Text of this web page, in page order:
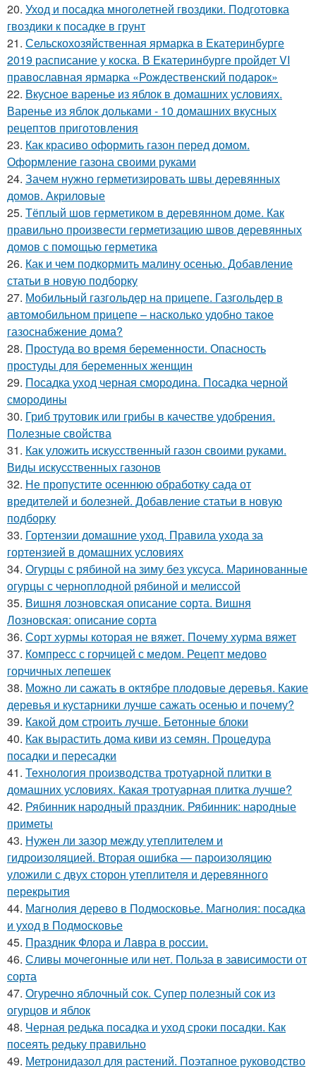
20. Уход и посадка многолетней гвоздики. Подготовка
гвоздики к посадке в грунт
21. Сельскохозяйственная ярмарка в Екатеринбурге
2019 расписание у коска. В Екатеринбурге пройдет VI
православная ярмарка «Рождественский подарок»
22. Вкусное варенье из яблок в домашних условиях.
Варенье из яблок дольками - 10 домашних вкусных
рецептов приготовления
23. Как красиво оформить газон перед домом.
Оформление газона своими руками
24. Зачем нужно герметизировать швы деревянных
домов. Акриловые
25. Тёплый шов герметиком в деревянном доме. Как
правильно произвести герметизацию швов деревянных
домов с помощью герметика
26. Как и чем подкормить малину осенью. Добавление
статьи в новую подборку
27. Мобильный газгольдер на прицепе. Газгольдер в
автомобильном прицепе – насколько удобно такое
газоснабжение дома?
28. Простуда во время беременности. Опасность
простуды для беременных женщин
29. Посадка уход черная смородина. Посадка черной
смородины
30. Гриб трутовик или грибы в качестве удобрения.
Полезные свойства
31. Как уложить искусственный газон своими руками.
Виды искусственных газонов
32. Не пропустите осеннюю обработку сада от
вредителей и болезней. Добавление статьи в новую
подборку
33. Гортензии домашние уход. Правила ухода за
гортензией в домашних условиях
34. Огурцы с рябиной на зиму без уксуса. Маринованные
огурцы с черноплодной рябиной и мелиссой
35. Вишня лозновская описание сорта. Вишня
Лозновская: описание сорта
36. Сорт хурмы которая не вяжет. Почему хурма вяжет
37. Компресс с горчицей с медом. Рецепт медово
горчичных лепешек
38. Можно ли сажать в октябре плодовые деревья. Какие
деревья и кустарники лучше сажать осенью и почему?
39. Какой дом строить лучше. Бетонные блоки
40. Как вырастить дома киви из семян. Процедура
посадки и пересадки
41. Технология производства тротуарной плитки в
домашних условиях. Какая тротуарная плитка лучше?
42. Рябинник народный праздник. Рябинник: народные
приметы
43. Нужен ли зазор между утеплителем и
гидроизоляцией. Вторая ошибка — пароизоляцию
уложили с двух сторон утеплителя и деревянного
перекрытия
44. Магнолия дерево в Подмосковье. Магнолия: посадка
и уход в Подмосковье
45. Праздник Флора и Лавра в россии.
46. Сливы мочегонные или нет. Польза в зависимости от
сорта
47. Огуречно яблочный сок. Супер полезный сок из
огурцов и яблок
48. Черная редька посадка и уход сроки посадки. Как
посеять редьку правильно
49. Метронидазол для растений. Поэтапное руководство